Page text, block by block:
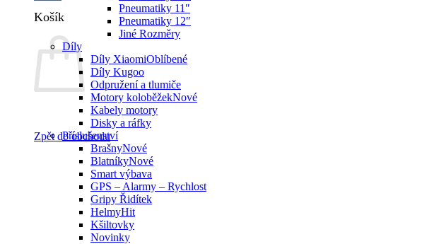
Košík
Zpět do obchodu
Pneumatiky 11″
Pneumatiky 12″
Jiné Rozměry
Díly
Díly Xiaomi
Díly Kugoo
Odpružení a tlumiče
Motory koloběžek
Kabely motory
Disky a ráfky
Příslušenství
Brašny
Blatníky
Smart výbava
GPS – Alarmy – Rychlost
Gripy Řidítek
Helmy
Kšiltovky
Novinky